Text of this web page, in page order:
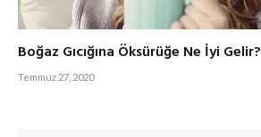
Boğaz Gıcığına Öksürüğe Ne İyi Gelir?
Temmuz 27, 2020